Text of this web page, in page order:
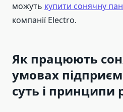
можуть купити сонячну
компанії Electro.
Як працюють
умовах
суть і принципи